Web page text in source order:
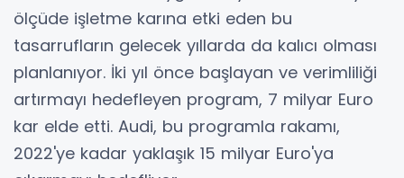
ölçüde işletme karına etki eden bu
tasarrufların gelecek yıllarda da kalıcı olması
planlanıyor. İki yıl önce başlayan ve verimliliği
artırmayı hedefleyen program, 7 milyar Euro
kar elde etti. Audi, bu programla rakamı,
2022'ye kadar yaklaşık 15 milyar Euro'ya